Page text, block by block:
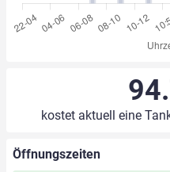
kostet aktuell eine
Öffnungszeiten